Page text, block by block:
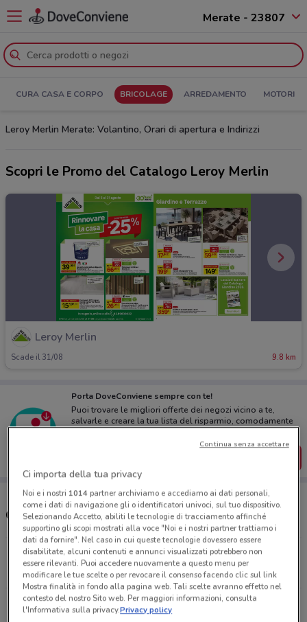
Merate - 23807
CURA CASA E CORPO BRICOLAGE ARREDAMENTO MOTORI
Leroy Merlin Merate: Volantino, Orari di apertura e Indirizzi
Scopri le Promo del Catalogo Leroy Merlin
Leroy Merlin
Scade il 31/08 9.8 km
Porta DoveConviene sempre con te!
Puoi trovare le migliori offerte dei negozi vicino a te,
salvarle e creare la tua lista del risparmio, comodamente
dal tuo cellulare.
Orari e Negozi Leroy Merlin
Via Italia, 195/B Busnago
9.8 km
APERTO
Via E. Fermi, 60/62 Curno
Ci importa della tua privacy
Noi e i nostri 1014partner archiviamo e accediamo ai dati personali,
come i dati di navigazione gli o identificatori univoci, sul tuo dispositivo.
Selezionando Accetto, abiliti le tecnologie di tracciamento affinché
supportino gli scopi mostrati alla voce "Noi e i nostri partner trattiamo i
dati da fornire". Nel caso in cui queste tecnologie dovessero essere
disabilitate, alcuni contenuti e annunci visualizzati potrebbero non
essere rilevanti. Puoi accedere nuovamente a questo menu per
modificare le tue scelte o per revocare il consenso facendo clic sul link
Mostra finalità in fondo alla pagina web. Tali scelte avranno effetto nel
contesto del nostro Sito web. Per maggiori informazioni, consulta
l'Informativa sulla privacy.Privacy policy
Continua senza accettare